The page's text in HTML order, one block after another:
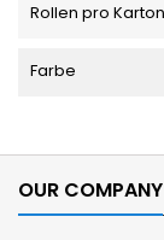
Rollen pro Karton
Farbe
OUR COMPANY